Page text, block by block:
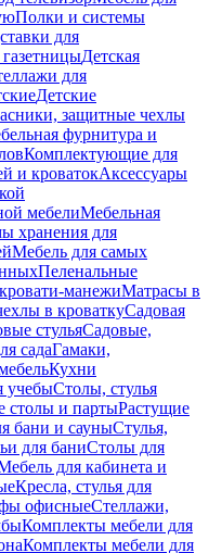
Полки и системы
для
Детская
для
Детские
защитные чехлы
фурнитура и
Комплектующие для
и кроватокАксессуары
мебелиМебельная
хранения для
Мебель для самых
Пеленальные
манежиМатрасы в
в кроваткуСадовая
стульяСадовые,
садаГамаки,
Кухни
учебыСтолы, стулья
столы и партыРастущие
бани и сауныСтулья,
для баниСтолы для
для кабинета и
Кресла, стулья для
офисныеСтеллажи,
Комплекты мебели для
Комплекты мебели для